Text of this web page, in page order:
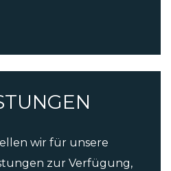
wir für unsere
zur Verfügung,